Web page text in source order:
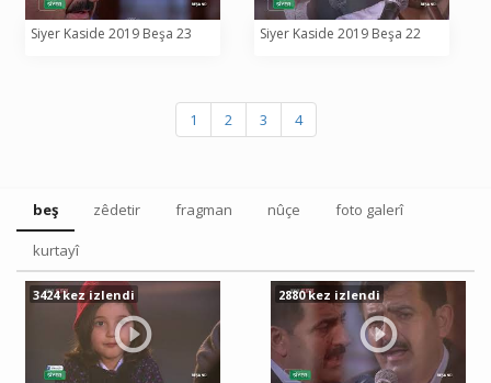
Siyer Kaside 2019 Beşa 23 Siyer Kaside 2019 Beşa 22
1 2 3 4
beş zêdetir fragman nûçe foto galerî
kurtayî
3424 kez izlendi 2880 kez izlendi